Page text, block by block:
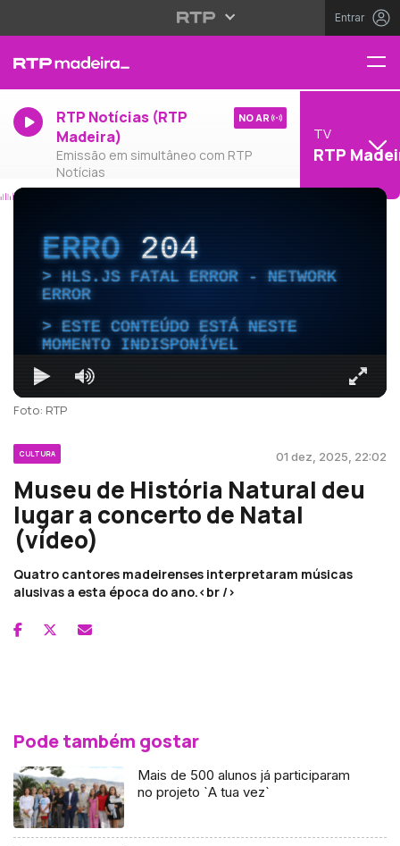
Entrar
RTP Notícias (RTP
Madeira)
Emissão em simultâneo com RTP
Notícias
NO AR
TV
RTP
ERRO204
HLS.JS FATAL ERROR - NETWORK
ERROR
ESTE CONTEÚDO ESTÁ NESTE
MOMENTO INDISPONÍVEL
Foto: RTP
CULTURA 01 dez, 2025, 22:02
Museu de História Natural deu
lugar a concerto de Natal
(vídeo)
Quatro cantores madeirenses interpretaram músicas
alusivas a esta época do ano.<br />
Pode também gostar
Mais de 500 alunos já participaram
no projeto `A tua vez`